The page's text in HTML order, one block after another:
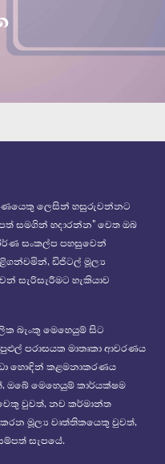
ලෙසින් හසුරුවන්නට
සමගින් හදාරන්න" වෙත ඔබ
සංකල්ප පහසුවෙන්
ඩිජිටල් මූල්‍ය
සැරිසැරීමට හැකියාව
බැංකු මෙහෙයුම් සිට
පරාසයක මාතෘකා ආවරණය
හොඳින් කළමනාකරණය
මෙහෙයුම් කාර්යක්ෂම
වුවත්, නව කර්මාන්ත
කරන මූල්‍ය වෘත්තිකයෙකු වුවත්,
සැපයේ.